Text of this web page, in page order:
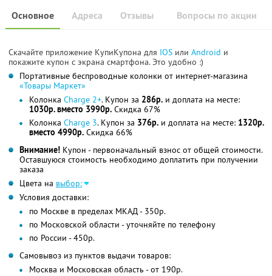
Основное Отзывы Вопросы по акции
Адреса
Скачайте приложение КупиКупона для IOS или Android и
покажите купон с экрана смартфона. Это удобно :)
Портативные беспроводные колонки от интернет-магазина
«Товары Маркет»
Колонка Charge 2+. Купон за 286р. и доплата на месте:
1030р. вместо 3990р. Скидка 67%
Колонка Charge 3. Купон за 376р. и доплата на месте: 1320р.
вместо 4990р. Скидка 66%
Внимание! Купон - первоначальный взнос от общей стоимости.
Оставшуюся стоимость необходимо доплатить при получении
заказа
Цвета на выбор:
Условия доставки:
по Москве в пределах МКАД - 350р.
по Московской области - уточняйте по телефону
по России - 450р.
Самовывоз из пунктов выдачи товаров:
Москва и Московская область - от 190р.